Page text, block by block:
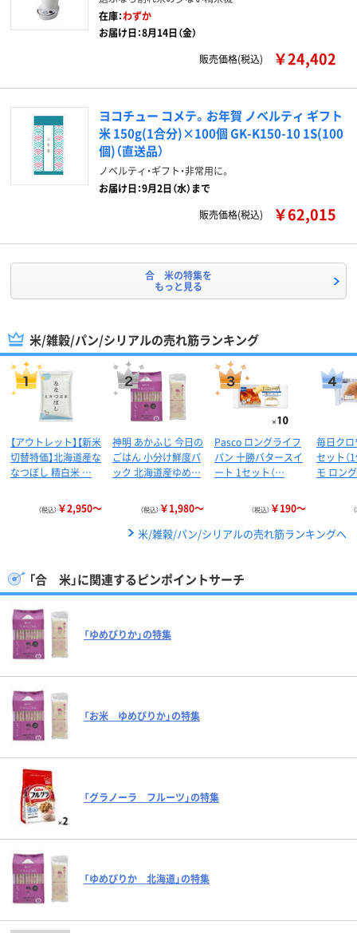
在庫：わずか
お届け日：8月14日（金）
販売価格(税込)
￥24,402
ヨコチュー コメテ。お年賀 ノベルティ ギフト
米 150g(1合分)×100個 GK-K150-10 1S(100
個)（直送品）
ノベルティ・ギフト・非常用に。
お届け日：9月2日（水）まで
販売価格(税込)
￥62,015
合 米の特集を
もっと見る
米/雑穀/パン/シリアルの売れ筋ランキング
【アウトレット】【新米
切替特価】北海道産な
なつぼし 精白米 …
（税込） ￥2,950～
神明 あかふじ 今日の
ごはん 小分け鮮度パ
ック 北海道産ゆめ…
（税込） ￥1,980～
Pasco ロングライフ
パン 十勝バタースイ
ート 1セット（…
（税込） ￥190～
毎日ク
セット（
モ ロン
米/雑穀/パン/シリアルの売れ筋ランキングへ
「合 米」に関連するピンポイントサーチ
「ゆめぴりか」の特集
「お米 ゆめぴりか」の特集
「グラノーラ フルーツ」の特集
「ゆめぴりか 北海道」の特集